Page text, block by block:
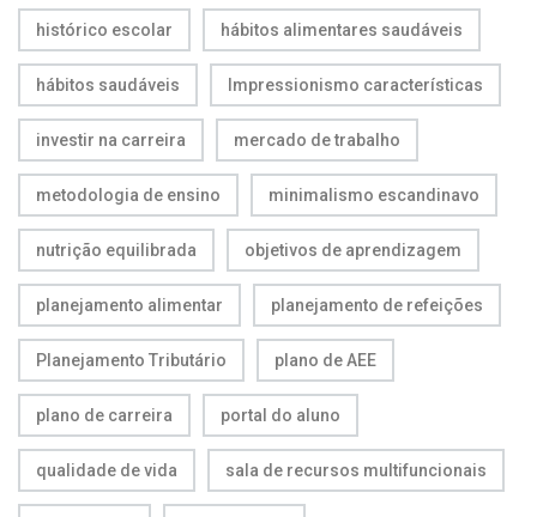
histórico escolar hábitos alimentares saudáveis
hábitos saudáveis Impressionismo características
investir na carreira mercado de trabalho
metodologia de ensino minimalismo escandinavo
nutrição equilibrada objetivos de aprendizagem
planejamento alimentar planejamento de refeições
Planejamento Tributário plano de AEE
plano de carreira portal do aluno
qualidade de vida sala de recursos multifuncionais